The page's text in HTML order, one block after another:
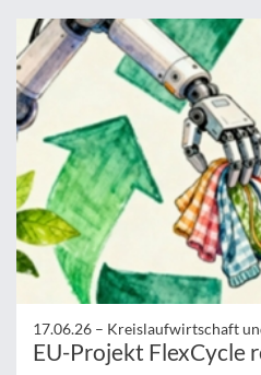
17.06.26 – Kreislaufwirtschaft
EU-Projekt FlexCycle